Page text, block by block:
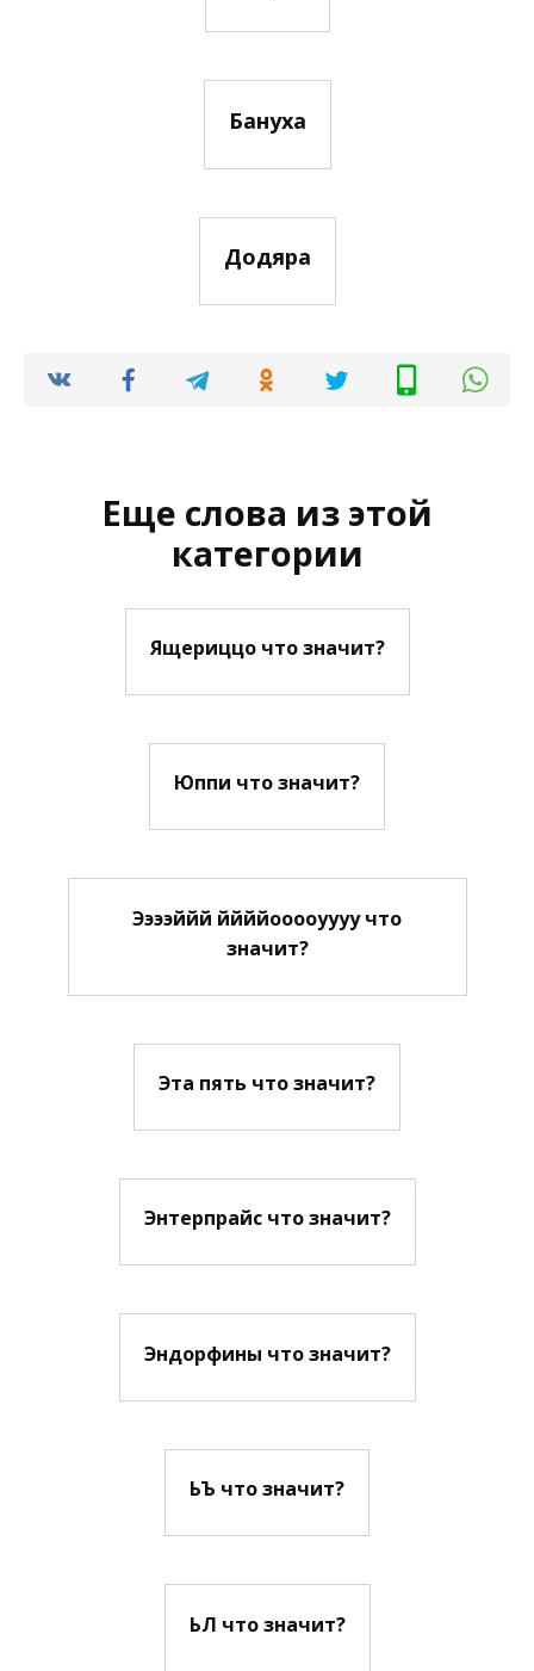
Бануха
Додяра
Еще слова из этой
категории
Ящериццо что значит?
Юппи что значит?
Ээээййй ййййооооуууу что
значит?
Эта пять что значит?
Энтерпрайс что значит?
Эндорфины что значит?
ЬЪ что значит?
ЬЛ что значит?